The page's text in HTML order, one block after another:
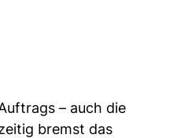
– auch die
bremst das